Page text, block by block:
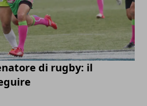
di rugby: il